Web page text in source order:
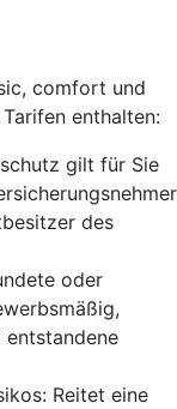
comfort und
enthalten:
gilt für Sie
des
oder
Reitet eine